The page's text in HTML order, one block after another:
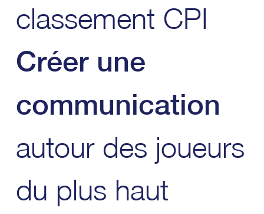
classement CPI
Créer une
communication
autour des joueurs
du plus haut